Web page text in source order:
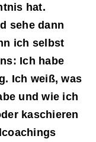
hat.
sehe dann
ich selbst
Ich habe
Ich weiß, was
und wie ich
kaschieren